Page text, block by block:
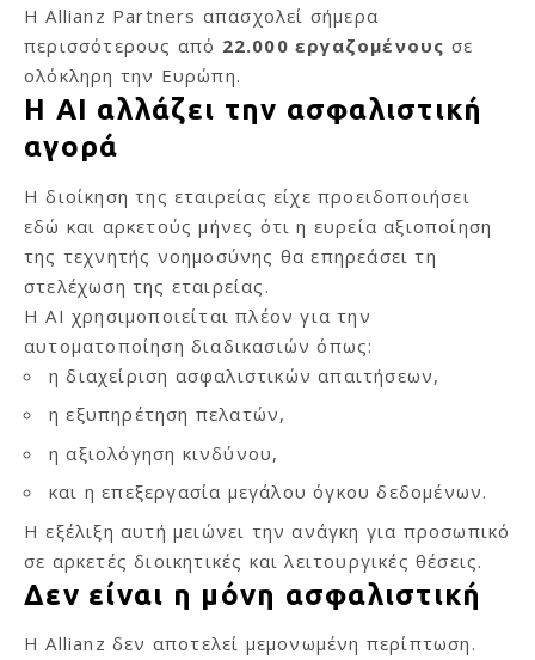
Η Allianz Partners απασχολεί σήμερα
περισσότερους από 22.000 εργαζομένους σε
ολόκληρη την Ευρώπη.
Η AI αλλάζει την ασφαλιστική
αγορά
Η διοίκηση της εταιρείας είχε προειδοποιήσει
εδώ και αρκετούς μήνες ότι η ευρεία αξιοποίηση
της τεχνητής νοημοσύνης θα επηρεάσει τη
στελέχωση της εταιρείας.
Η AI χρησιμοποιείται πλέον για την
αυτοματοποίηση διαδικασιών όπως:
η διαχείριση ασφαλιστικών απαιτήσεων,
η εξυπηρέτηση πελατών,
η αξιολόγηση κινδύνου,
και η επεξεργασία μεγάλου όγκου δεδομένων.
Η εξέλιξη αυτή μειώνει την ανάγκη για προσωπικό
σε αρκετές διοικητικές και λειτουργικές θέσεις.
Δεν είναι η μόνη ασφαλιστική
Η Allianz δεν αποτελεί μεμονωμένη περίπτωση.